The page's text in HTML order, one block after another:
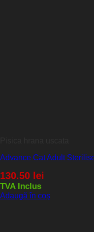
Advance Cat Adult
130.50 lei
TVA Inclus
Adaugă în coș